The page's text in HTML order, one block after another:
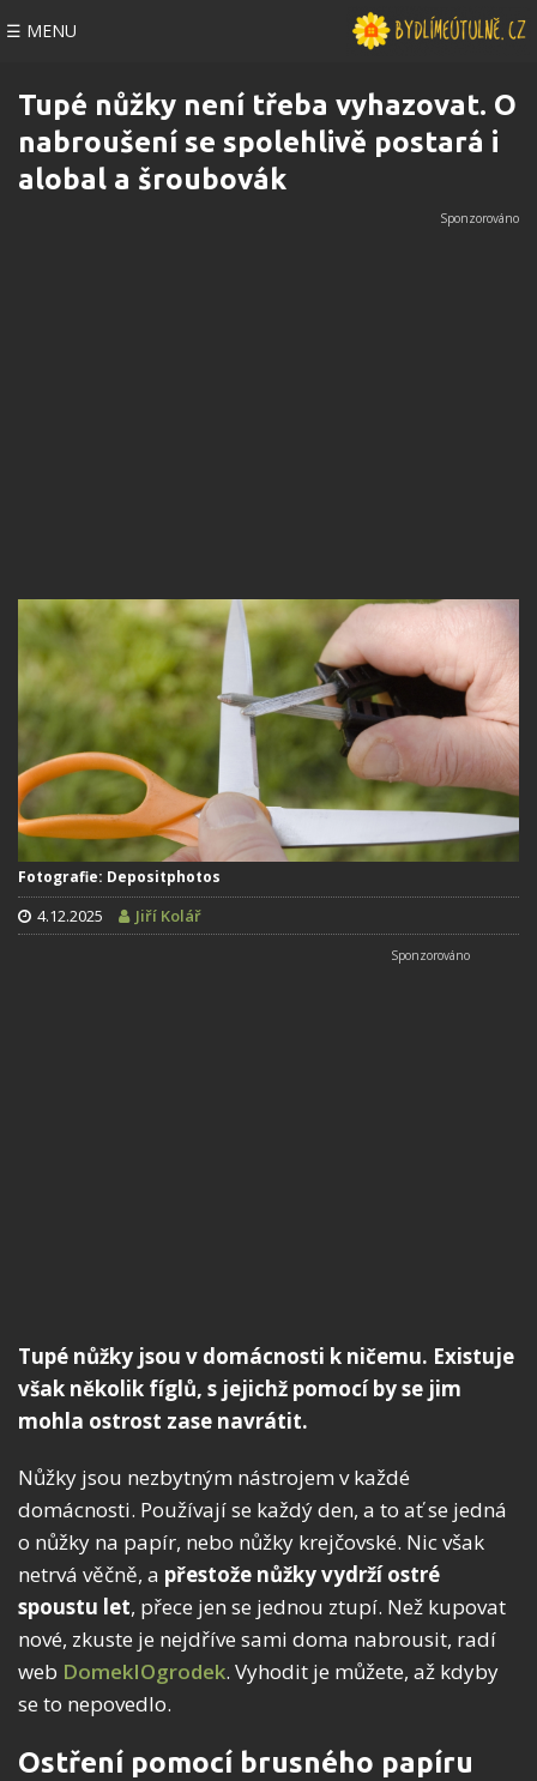
☰ MENU
Tupé nůžky není třeba vyhazovat. O
nabroušení se spolehlivě postará i
alobal a šroubovák
Fotografie: Depositphotos
4.12.2025 Jiří Kolář
Tupé nůžky jsou v domácnosti k ničemu. Existuje
však několik fíglů, s jejichž pomocí by se jim
mohla ostrost zase navrátit.
Nůžky jsou nezbytným nástrojem v každé
domácnosti. Používají se každý den, a to ať se jedná
o nůžky na papír, nebo nůžky krejčovské. Nic však
netrvá věčně, a přestože nůžky vydrží ostré
spoustu let, přece jen se jednou ztupí. Než kupovat
nové, zkuste je nejdříve sami doma nabrousit, radí
web DomekIOgrodek. Vyhodit je můžete, až kdyby
se to nepovedlo.
Ostření pomocí brusného papíru